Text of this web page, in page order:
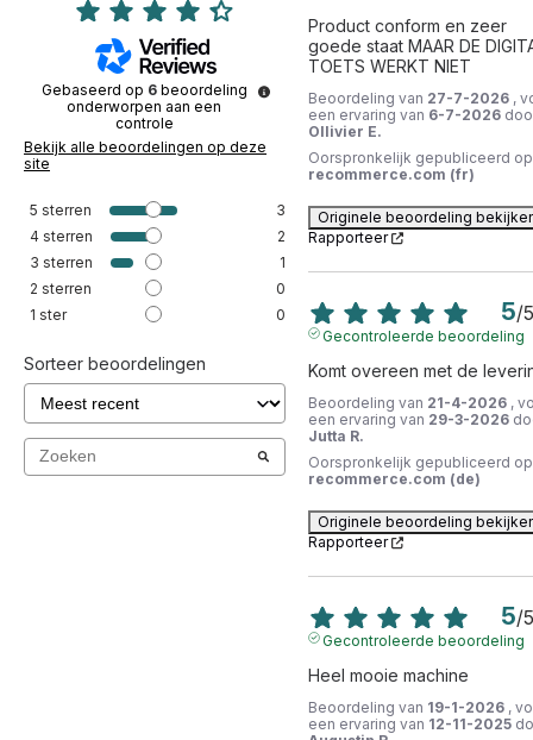
Gebaseerd op 6 beoordeling
onderworpen aan een
controle
Bekijk alle beoordelingen op deze
site
5 sterren
3
4 sterren
2
3 sterren
1
2 sterren
0
1 ster 0
Sorteer beoordelingen
Product conform en zeer
goede staat MAAR DE
TOETS WERKT NIET
Beoordeling van 27-7-2026 ,
een ervaring van 6-7-2026
Ollivier E.
Oorspronkelijk gepubliceerd op
recommerce.com (fr)
Originele beoordeling
Rapporteer
5/5
Gecontroleerde beoordeling
Komt overeen met de
Beoordeling van 21-4-2026 ,
een ervaring van 29-3-2026
Jutta R.
Oorspronkelijk gepubliceerd op
recommerce.com (de)
Originele beoordeling
Rapporteer
5/5
Gecontroleerde beoordeling
Heel mooie machine
Beoordeling van 19-1-2026 ,
een ervaring van 12-11-2025